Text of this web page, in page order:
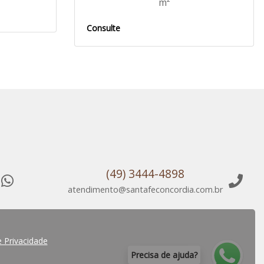
Consulte
Privacidade
(49) 3444-4898
atendimento@santafeconcordia.com.br
Precisa de ajuda?